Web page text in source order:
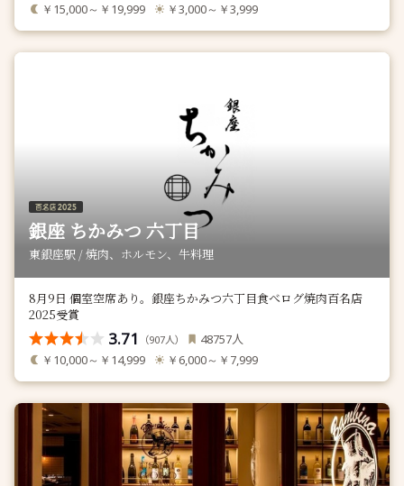
￥15,000～￥19,999 ￥3,000～￥3,999
銀座 ちかみつ 六丁目
東銀座駅 / 焼肉、ホルモン、牛料理
8月9日 個室空席あり。銀座ちかみつ六丁目食べログ焼肉百名店
2025受賞
3.71 （907人） 48757人
￥10,000～￥14,999 ￥6,000～￥7,999